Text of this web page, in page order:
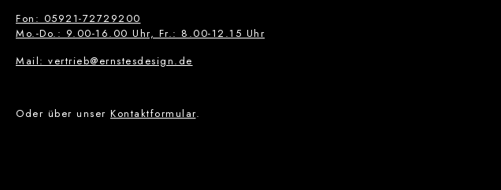
Fon: 05921-72729200
Mo.-Do.: 9.00-16.00 Uhr, Fr.: 8.00-12.15 Uhr
Mail: vertrieb@ernstesdesign.de
Oder über unser Kontaktformular.